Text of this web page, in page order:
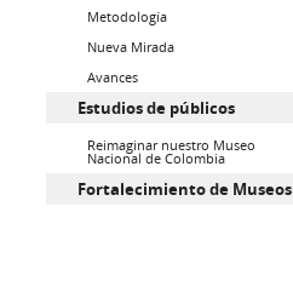
Metodología
Nueva Mirada
Avances
Estudios de públicos
Reimaginar nuestro Museo
Nacional de Colombia
Fortalecimiento de Museos